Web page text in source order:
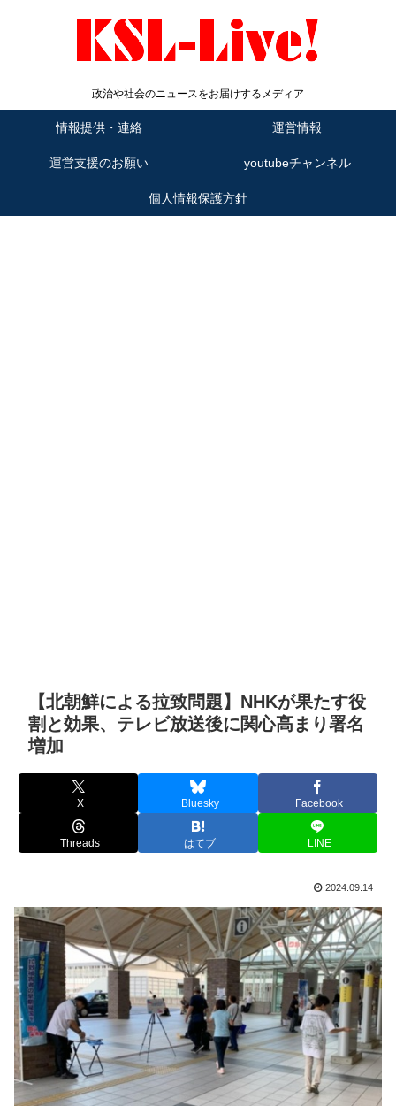
政治や社会のニュースをお届けするメディア
情報提供・連絡 運営情報
運営支援のお願い youtubeチャンネル
個人情報保護方針
【北朝鮮による拉致問題】NHKが果たす役
割と効果、テレビ放送後に関心高まり署名
増加
X Bluesky Facebook
Threads はてブ LINE
2024.09.14